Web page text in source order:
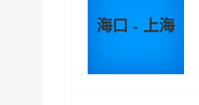
海口 - 上海